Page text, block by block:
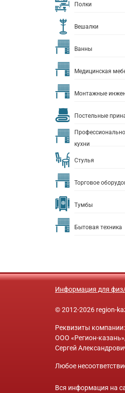
Полки
Вешалки
Ванны
Медицинская
Монтажные
Постельные
кухни
Стулья
Торговое
Тумбы
Бытовая техника
Информация для
© 2012-2026 region-
Реквизиты компании:
ООО «Регион-
Сергей
Любое
Вся информация на